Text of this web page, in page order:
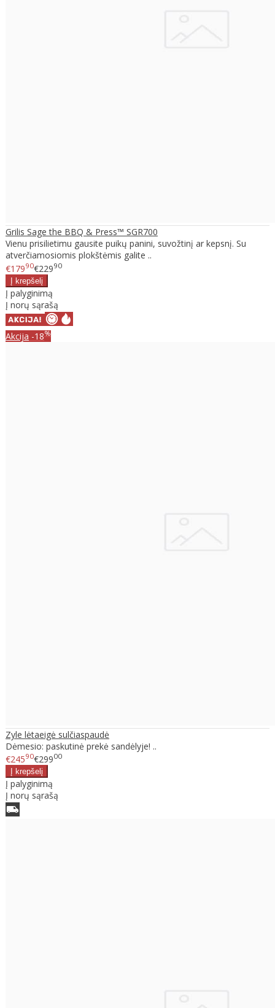
Grilis Sage the BBQ & Press™ SGR700
Vienu prisilietimu gausite puikų panini, suvožtinį ar kepsnį. Su
atverčiamosiomis plokštėmis galite ..
€17990€22990
Į palyginimą
Į norų sąrašą
Akcija -18%
Zyle lėtaeigė sulčiaspaudė
Dėmesio: paskutinė prekė sandėlyje! ..
€24590€29900
Į palyginimą
Į norų sąrašą